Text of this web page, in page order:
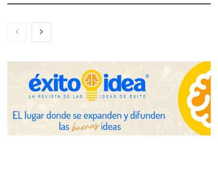
Zoomex mejora su Strategy Center con herramientas
avanzadas para trading estratégico
COMPALISS de LYSOTRIC: cuando un solo producto multiplica
las posibilidades del salón profesional
Fundación Mapfre y CISE lanzan el concurso ‘Talento Sénior’
para impulsar ideas innovadoras creadas por y para mayores